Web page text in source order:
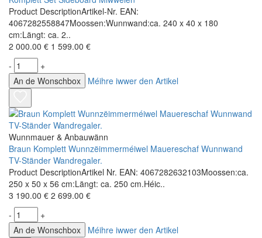
Product DescriptionArtikel-Nr. EAN:
4067282558847Moossen:Wunnwand:ca. 240 x 40 x 180
cm:Längt: ca. 2..
2 000.00 € 1 599.00 €
-
+
An de Wonschbox
Méihre iwwer den Artikel
Wunnmauer & Anbauwänn
Braun Komplett Wunnzëimmerméiwel Mauereschaf Wunnwand
TV-Ständer Wandregaler.
Product DescriptionArtikel Nr. EAN: 4067282632103Moossen:ca.
250 x 50 x 56 cm:Längt: ca. 250 cm.Héic..
3 190.00 € 2 699.00 €
-
+
An de Wonschbox
Méihre iwwer den Artikel